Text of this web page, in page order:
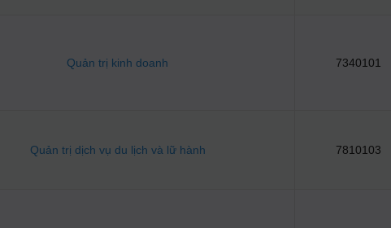
Quản trị kinh doanh 7340101
Quản trị dịch vụ du lịch và lữ hành 7810103